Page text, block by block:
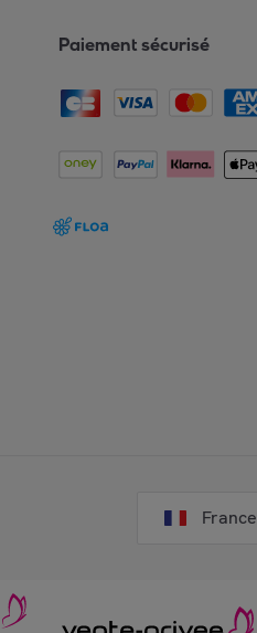
Paiement sécurisé
France